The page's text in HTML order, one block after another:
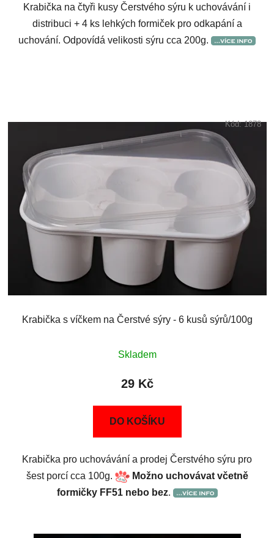
Krabička na čtyři kusy Čerstvého sýru k uchovávání i
distribuci + 4 ks lehkých formiček pro odkapání a
uchování. Odpovídá velikosti sýru cca 200g.
Krabička s víčkem na Čerstvé sýry - 6 kusů sýrů/100g
Skladem
29 Kč
DO KOŠÍKU
Krabička pro uchovávání a prodej Čerstvého sýru pro
šest porcí cca 100g.
Možno uchovávat včetně
formičky FF51 nebo bez.
Kód:1878